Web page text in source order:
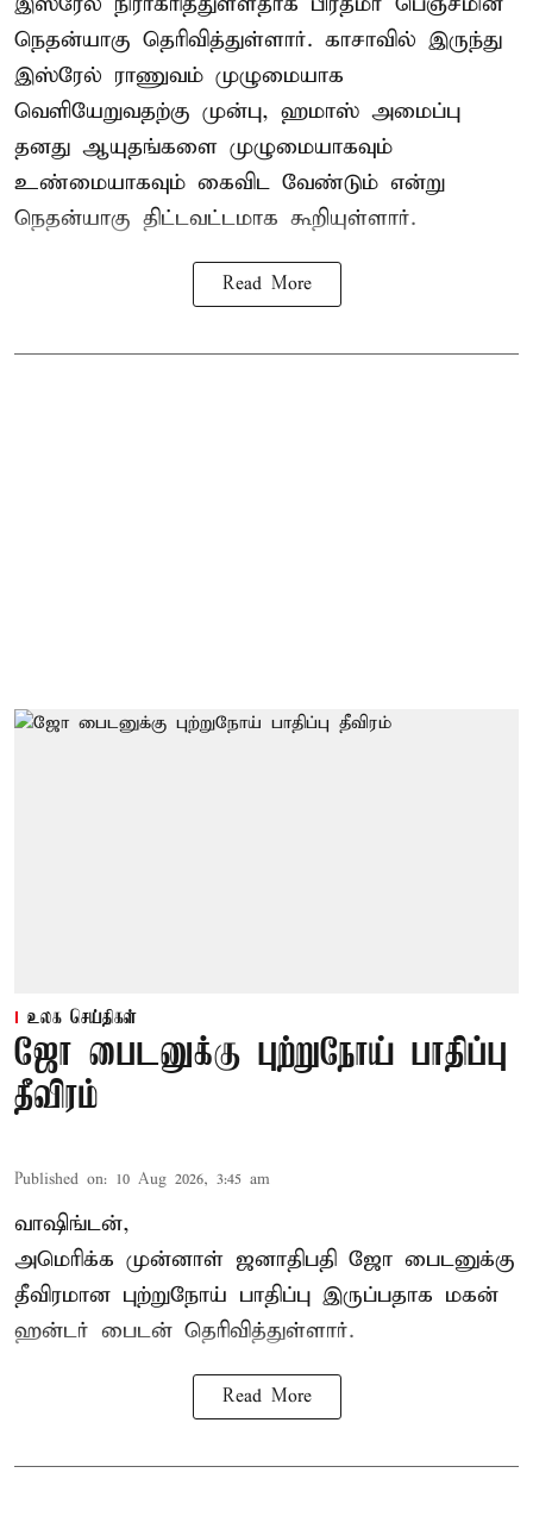
நெதன்யாகு தெரிவித்துள்ளார். காசாவில் இருந்து
இஸ்ரேல் ராணுவம் முழுமையாக
வெளியேறுவதற்கு முன்பு, ஹமாஸ் அமைப்பு
தனது ஆயுதங்களை முழுமையாகவும்
உண்மையாகவும் கைவிட வேண்டும் என்று
நெதன்யாகு திட்டவட்டமாக கூறியுள்ளார்.
Read More
உலக செய்திகள்
ஜோ பைடனுக்கு புற்றுநோய் பாதிப்பு
தீவிரம்
Published on: 10 Aug 2026, 3:45 am
வாஷிங்டன்,
அமெரிக்க முன்னாள் ஜனாதிபதி ஜோ பைடனுக்கு
தீவிரமான புற்றுநோய் பாதிப்பு இருப்பதாக மகன்
ஹன்டர் பைடன் தெரிவித்துள்ளார்.
Read More